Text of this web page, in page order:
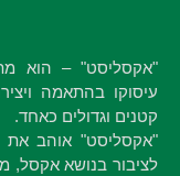
"אקסליסט" – הוא
עיסוקו בהתאמה
קטנים וגדולים כאחד.
"אקסליסט" אוהב את
לציבור בנושא אקסל,